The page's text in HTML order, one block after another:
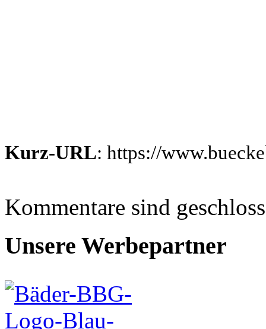
Kurz-URL: https://
Kommentare sind
Unsere Werbepartner